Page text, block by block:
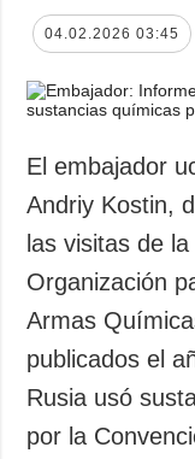
04.02.2026 03:45
El embajador
Andriy Kostin,
las visitas de
Organización
Armas
publicados el
Rusia usó
por la